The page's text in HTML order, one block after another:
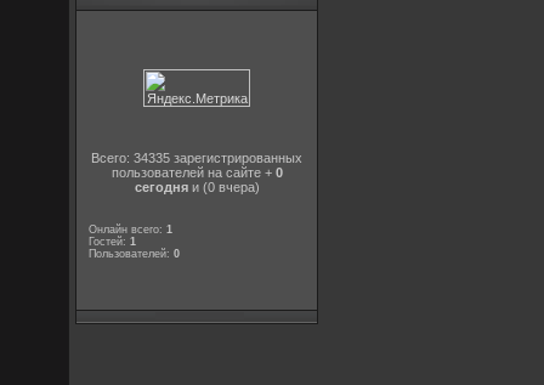
Всего: 34335 зарегистрированных
пользователей на сайте + 0
сегодняи (0 вчера)
Онлайн всего:1
Гостей:1
Пользователей:0